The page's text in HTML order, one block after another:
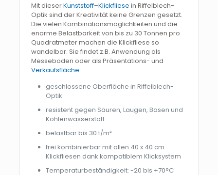
Mit dieserKunststoff–Klickfliese in Riffelblech-
Optik sind der Kreativität keine Grenzen gesetzt.
Die vielen Kombinationsmöglichkeiten und die
enorme Belastbarkeit von bis zu 30 Tonnen pro
Quadratmeter machen die Klickfliese so
wandelbar. Sie findet z.B. Anwendung als
Messeboden oder als Präsentations- und
Verkaufsfläche.
geschlossene Oberfläche in Riffelblech-
Optik
resistent gegen Säuren, Laugen, Basen und
Kohlenwasserstoff
belastbar bis 30 t/m²
frei kombinierbar mit allen 40 x 40 cm
Klickfliesen dank kompatiblem Klicksystem
Temperaturbeständigkeit: -20 bis +70°C